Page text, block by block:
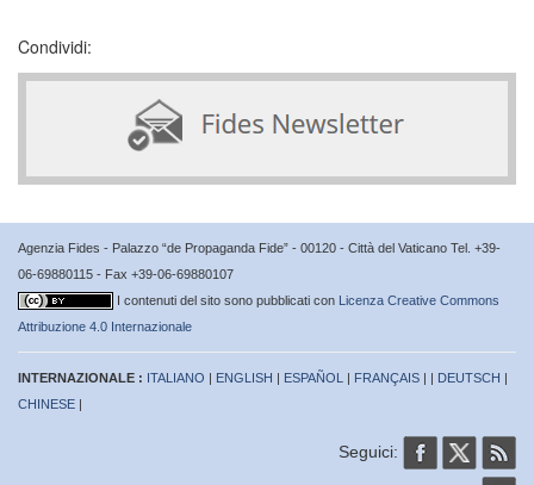
Condividi:
Agenzia Fides - Palazzo “de Propaganda Fide” - 00120 - Città del Vaticano Tel. +39-
06-69880115 - Fax +39-06-69880107
I contenuti del sito sono pubblicati con Licenza Creative Commons
Attribuzione 4.0 Internazionale
INTERNAZIONALE : ITALIANO | ENGLISH | ESPAÑOL | FRANÇAIS | | DEUTSCH |
CHINESE |
Seguici: